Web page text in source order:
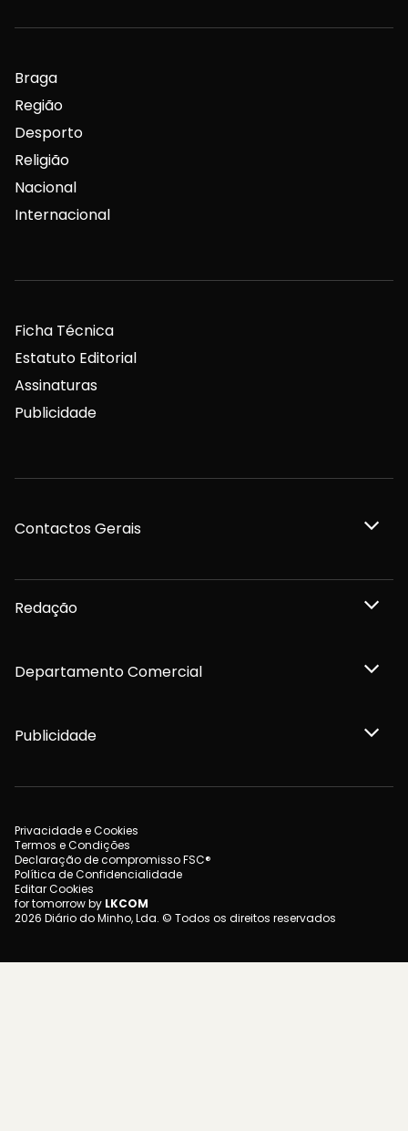
Braga
Região
Desporto
Religião
Nacional
Internacional
Ficha Técnica
Estatuto Editorial
Assinaturas
Publicidade
Contactos Gerais
Redação
Departamento Comercial
Publicidade
Privacidade e Cookies
Termos e Condições
Declaração de compromisso FSC®
Política de Confidencialidade
Editar Cookies
for tomorrow by LKCOM
2026 Diário do Minho, Lda. © Todos os direitos reservados